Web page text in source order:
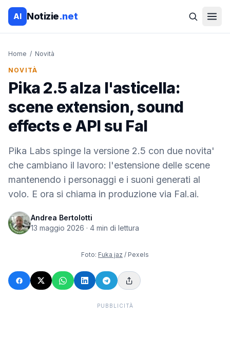
AI Notizie.net
Home / Novità
NOVITÀ
Pika 2.5 alza l'asticella:
scene extension, sound
effects e API su Fal
Pika Labs spinge la versione 2.5 con due novita'
che cambiano il lavoro: l'estensione delle scene
mantenendo i personaggi e i suoni generati al
volo. E ora si chiama in produzione via Fal.ai.
Andrea Bertolotti
13 maggio 2026 · 4 min di lettura
Foto: Fuka jaz / Pexels
PUBBLICITÀ